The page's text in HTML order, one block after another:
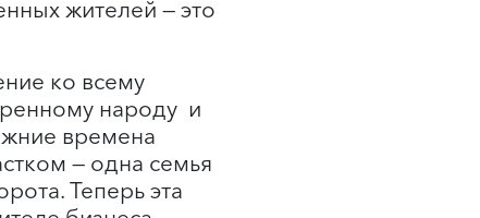
жителей — это
ко всему
народу и
времена
— одна семья
Теперь эта